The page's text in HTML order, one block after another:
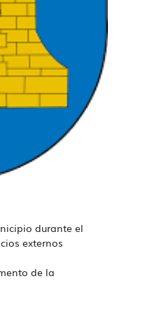
durante el
externos
de la